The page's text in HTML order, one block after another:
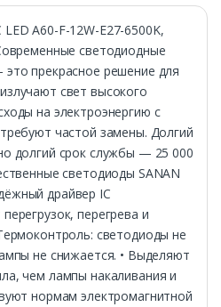
A60-F-12W-E27-6500K,
светодиодные
прекрасное решение для
свет высокого
на электроэнергию с
частой замены. Долгий
долгий срок службы — 25 000
светодиоды SANAN
драйвер IC
перегрева и
светодиоды не
не снижается. • Выделяют
чем лампы накаливания и
нормам электромагнитной